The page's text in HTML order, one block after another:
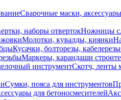
Сварочные маски, аксессуары
наборы отвертокНожницы
Молотки, кувалды, киянки
Кусачки, болторезы, кабелерезы
Маркеры, карандаши
инструментСкотч, ленты
Сумки, пояса для инструментов
для бетоносмесителей